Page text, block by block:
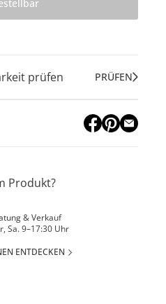
prüfen PRÜFEN
Produkt?
& Verkauf
Sa. 9–17:30 Uhr
ENTDECKEN